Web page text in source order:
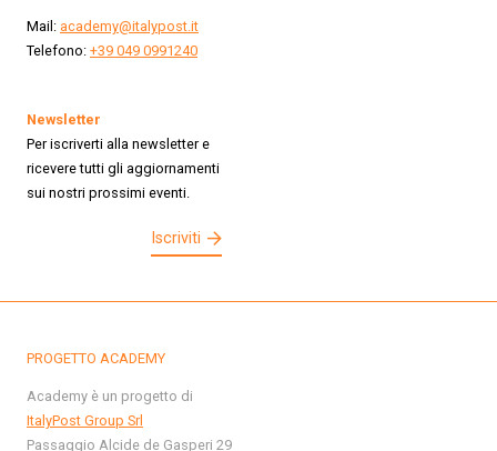
Mail: academy@italypost.it
Telefono: +39 049 0991240
Newsletter
Per iscriverti alla newsletter e
ricevere tutti gli aggiornamenti
sui nostri prossimi eventi.
Iscriviti
PROGETTO ACADEMY
Academy è un progetto di
ItalyPost Group Srl
Passaggio Alcide de Gasperi 29